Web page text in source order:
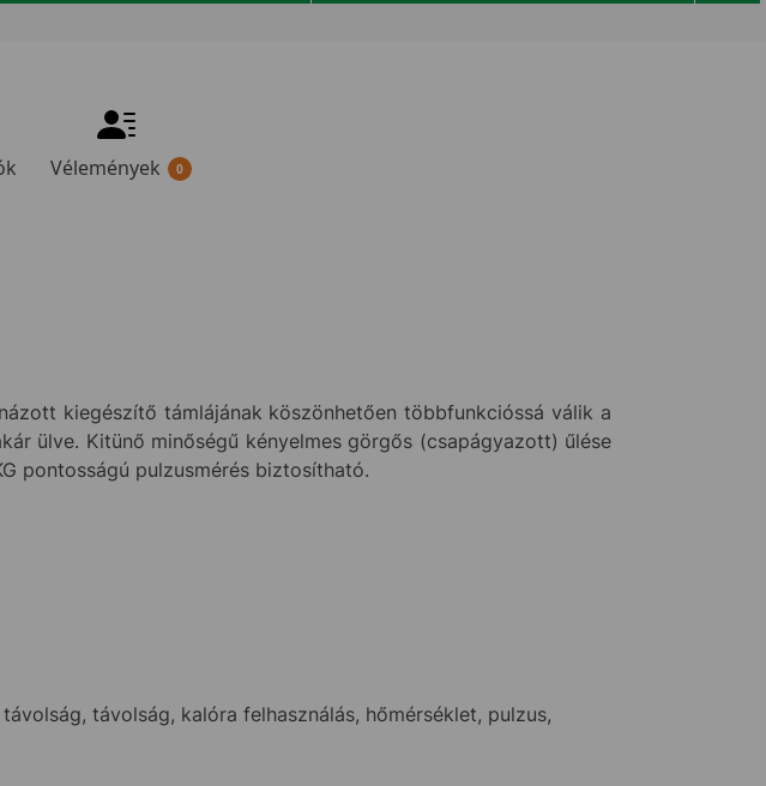
Vélemények 0
kiegészítő támlájának köszönhetően többfunkcióssá válik a
ülve. Kitünő minőségű kényelmes görgős (csapágyazott) űlése
pontosságú pulzusmérés biztosítható.
távolság, kalóra felhasználás, hőmérséklet, pulzus,